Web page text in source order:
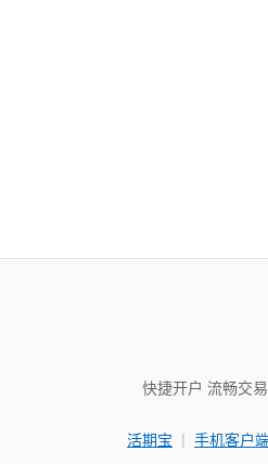
快捷开户 流畅交易
活期宝 | 手机客户